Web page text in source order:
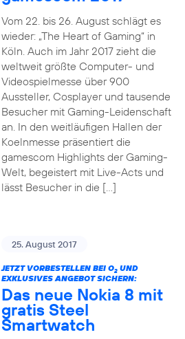
Vom 22. bis 26. August schlägt es
wieder: „The Heart of Gaming“ in
Köln. Auch im Jahr 2017 zieht die
weltweit größte Computer- und
Videospielmesse über 900
Aussteller, Cosplayer und tausende
Besucher mit Gaming-Leidenschaft
an. In den weitläufigen Hallen der
Koelnmesse präsentiert die
gamescom Highlights der Gaming-
Welt, begeistert mit Live-Acts und
lässt Besucher in die […]
25. August 2017
JETZT VORBESTELLEN BEI O2UND
EXKLUSIVES ANGEBOT SICHERN:
Das neue Nokia 8 mit
gratis Steel
Smartwatch